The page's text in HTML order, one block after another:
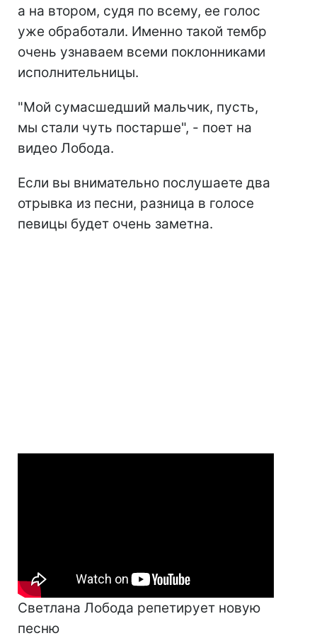
а на втором, судя по всему, ее голос
уже обработали. Именно такой тембр
очень узнаваем всеми поклонниками
исполнительницы.
"Мой сумасшедший мальчик, пусть,
мы стали чуть постарше", - поет на
видео Лобода.
Если вы внимательно послушаете два
отрывка из песни, разница в голосе
певицы будет очень заметна.
Светлана Лобода репетирует новую
песню